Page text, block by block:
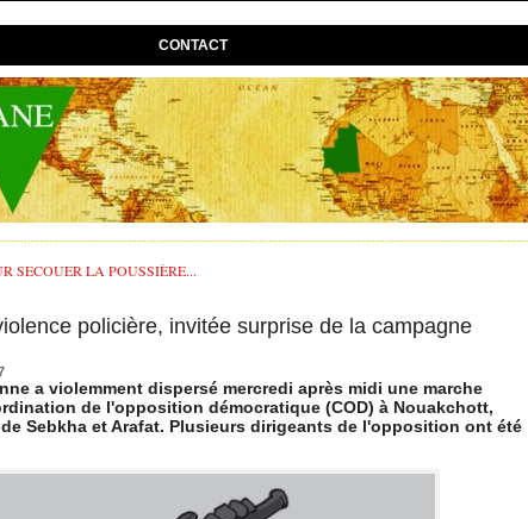
CONTACT
SECOUER LA POUSSIÈRE...
policière, invitée surprise de la campagne
a violemment dispersé mercredi après midi une marche
de l'opposition démocratique (COD) à Nouakchott,
Sebkha et Arafat. Plusieurs dirigeants de l'opposition ont été